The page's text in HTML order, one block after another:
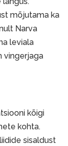
mõjutama ka
Narva
leviala
vingerjaga
kõigi
kohta.
sisaldust